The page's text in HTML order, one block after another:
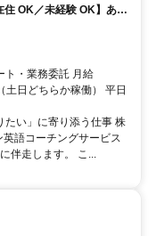
住 OK／未経験 OK】あな
、受講生の人生を変え
ト・業務委託 月給
日どちらか稼働） 平日
たい」に寄り添う仕事 株
語コーチングサービス
伴走します。 こ...